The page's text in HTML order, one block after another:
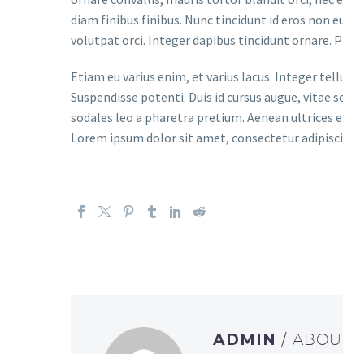
diam finibus finibus. Nunc tincidunt id eros non
volutpat orci. Integer dapibus tincidunt ornare.
Etiam eu varius enim, et varius lacus. Integer
Suspendisse potenti. Duis id cursus augue, vitae
sodales leo a pharetra pretium. Aenean
Lorem ipsum dolor sit amet, consectetur
ADMIN /